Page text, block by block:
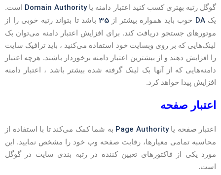
رتبه بهتری کسب کنید اعتبار دامنه یا Domain Authorityاست.
DAخوب باید همواره بیشتر از35باشد تا بتواند رتبه خوبی را از
جستجو دریافت کند. برای افزایش اعتبار دامنه می‌توان بک
که بر روی وبسایت خود استفاده می‌کنید ، باید ترافیک سایت
افزایش دهند و از بیشترین اعتبار دامنه برخوردار باشند. هرچه اعتبار
که از آنها بک لینک گرفته شده بیشتر باشد ، اعتبار دامنه
پیدا خواهد کرد.
صفحه
صفحه یاPage Authorityبه شما کمک می‌کند تا با استفاده از
تمامی معیارها، رقابت صفحه وب خود را مشخص نمایید. این
یکی از فاکتورهای تعیین کننده در رتبه بندی سایت در گوگل